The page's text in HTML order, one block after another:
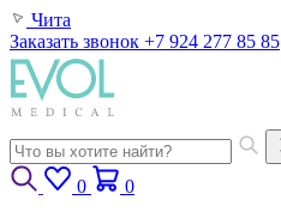
Чита
Заказать звонок +7 924 277 85 85
0 0